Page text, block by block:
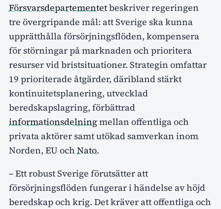
Försvarsdepartementetbeskriver regeringen
tre övergripande mål: att Sverige ska kunna
upprätthålla försörjningsflöden, kompensera
för störningar på marknaden och prioritera
resurser vid bristsituationer. Strategin omfattar
19 prioriterade åtgärder, däribland stärkt
kontinuitetsplanering, utvecklad
beredskapslagring, förbättrad
informationsdelningmellan offentliga och
privata aktörer samt utökad samverkan inom
Norden, EU och Nato.
– Ett robust Sverige förutsätter att
försörjningsflöden fungerar i händelse av höjd
beredskap och krig. Det kräver att offentliga och